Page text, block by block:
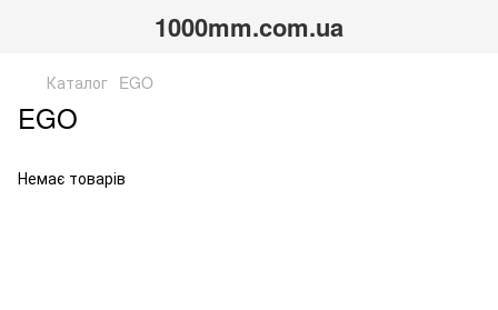
1000mm.com.ua
Каталог EGO
EGO
Немає товарів